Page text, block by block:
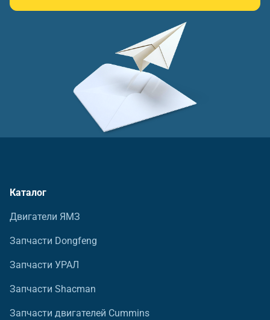
Каталог
Двигатели ЯМЗ
Запчасти Dongfeng
Запчасти УРАЛ
Запчасти Shacman
Запчасти двигателей Cummins